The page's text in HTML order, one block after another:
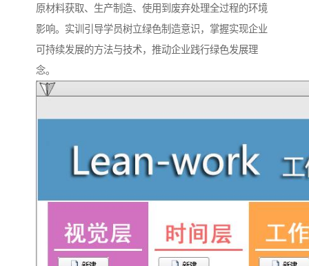
原材料获取、生产制造、使用到废弃处理全过程的环境
影响。实训引导学员树立绿色制造意识，掌握实现企业
可持续发展的方法与技术，推动企业践行绿色发展理
念。​